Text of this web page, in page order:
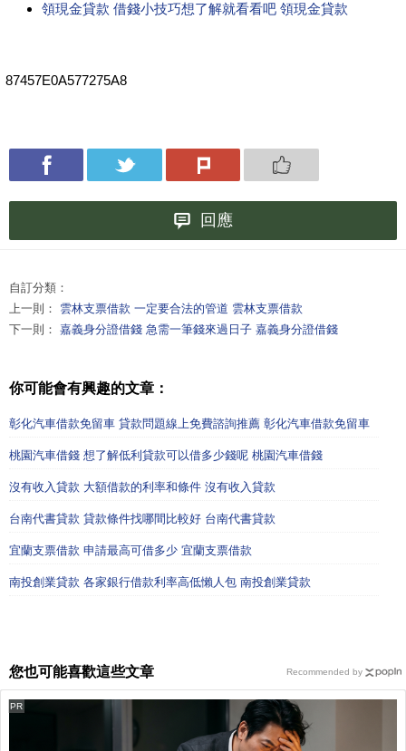
領現金貸款 借錢小技巧想了解就看看吧 領現金貸款
87457E0A577275A8
回應
自訂分類：
上一則： 雲林支票借款 一定要合法的管道 雲林支票借款
下一則： 嘉義身分證借錢 急需一筆錢來過日子 嘉義身分證借錢
你可能會有興趣的文章：
彰化汽車借款免留車 貸款問題線上免費諮詢推薦 彰化汽車借款免留車
桃園汽車借錢 想了解低利貸款可以借多少錢呢 桃園汽車借錢
沒有收入貸款 大額借款的利率和條件 沒有收入貸款
台南代書貸款 貸款條件找哪間比較好 台南代書貸款
宜蘭支票借款 申請最高可借多少 宜蘭支票借款
南投創業貸款 各家銀行借款利率高低懶人包 南投創業貸款
您也可能喜歡這些文章
PR
Recommended by